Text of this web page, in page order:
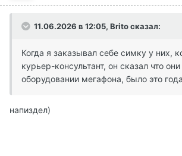
11.06.2026 в 12:05, Britoсказал:
Когда я заказывал себе симку у них,
курьер-консультант, он сказал что они
оборудовании мегафона, было это
напиздел)